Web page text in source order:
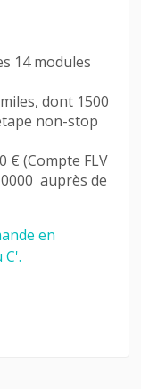
14 modules
dont 1500
non-stop
€ (Compte FLV
auprès de
en